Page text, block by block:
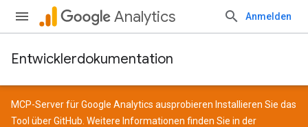
Analytics Anmelden
Entwicklerdokumentation
MCP-Server für Google Analytics ausprobieren Installieren Sie das
Tool überGitHub . Weitere Informationen finden Sie in der